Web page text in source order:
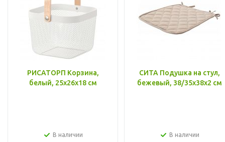
РИСАТОРП Корзина,
белый, 25x26x18 см
В наличии
СИТА Подушка на стул,
бежевый, 38/35x38x2 см
В наличии